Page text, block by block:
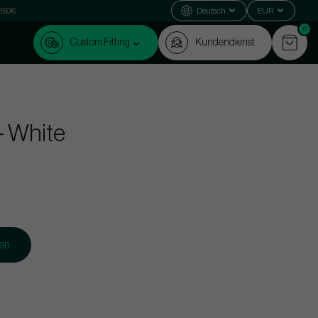
Deutsch EUR
Custom Fitting Kundendienst
0
White